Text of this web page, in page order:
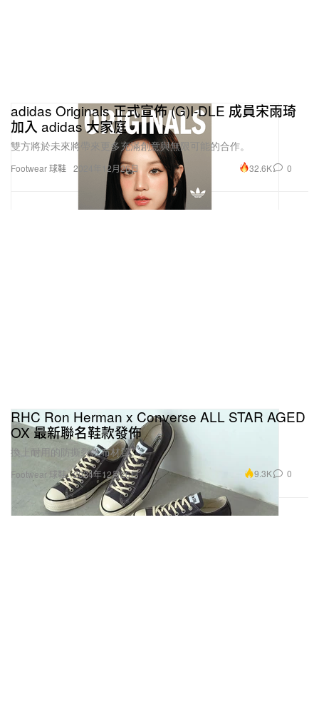
Footwear 球鞋
adidas Originals 正式宣佈 (G)I-DLE 成員宋雨琦
加入 adidas 大家庭
雙方將於未來將帶來更多充滿創意與無限可能的合作。
2024年12月26日 32.6K 0
Footwear 球鞋
RHC Ron Herman x Converse ALL STAR AGED
OX 最新聯名鞋款發佈
換上耐用的防撕裂帆布材質。
2024年12月26日 9.3K 0